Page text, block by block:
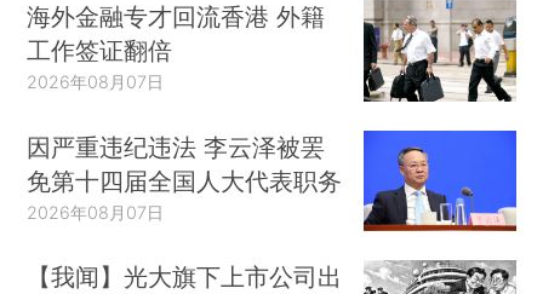
海外金融专才回流香港 外籍
工作签证翻倍
2026年08月07日
因严重违纪违法 李云泽被罢
免第十四届全国人大代表职务
2026年08月07日
【我闻】光大旗下上市公司出